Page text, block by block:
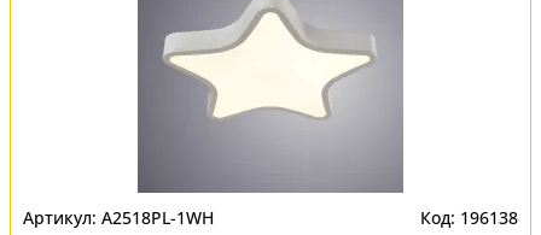
A2518PL-1WH 196138